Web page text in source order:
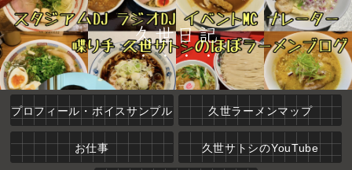
久世日記
プロフィール・ボイスサンプル 久世ラーメンマップ
お仕事 久世サトシのYouTube